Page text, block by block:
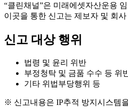
“클린채널”은 미래에셋자산운용
이곳을 통한 신고는 제보자 및 회
신고 대상 행위
법령 및 윤리 위반
부정청탁 및 금품 수수 등 위
기타 위법부당행위 등
※ 신고내용은 IP추적 방지시스템